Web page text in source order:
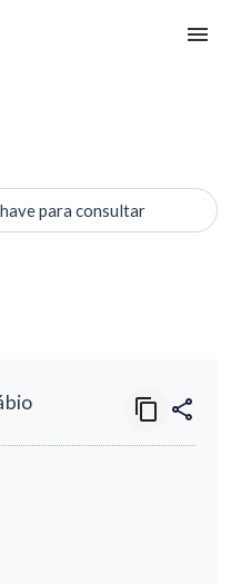
para consultar